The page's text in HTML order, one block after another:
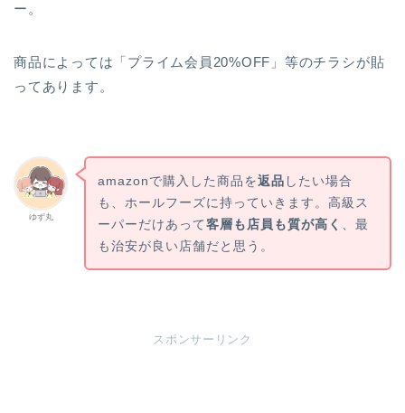
ー。
商品によっては「プライム会員20%OFF」等のチラシが貼
ってあります。
ゆず丸
amazonで購入した商品を返品 したい場合
も、ホールフーズに持っていきます。高級ス
ーパーだけあって客層も店員も質が高く
、最
も治安が良い店舗だと思う。
スポンサーリンク